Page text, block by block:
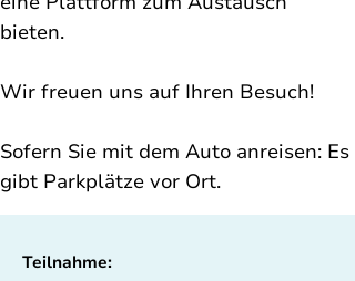
bieten.
Wir freuen uns auf Ihren Besuch!
Sofern Sie mit dem Auto anreisen: Es
gibt Parkplätze vor Ort.
Teilnahme: